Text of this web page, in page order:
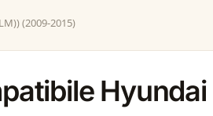
(2009-2015)